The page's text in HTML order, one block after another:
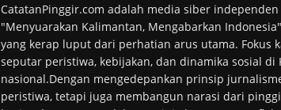
CatatanPinggir.com adalah media siber
"Menyuarakan Kalimantan, Mengabarkan
yang kerap luput dari perhatian arus utama. Fokus
seputar peristiwa, kebijakan, dan dinamika sosial
nasional.Dengan mengedepankan prinsip
peristiwa, tetapi juga membangun narasi dari